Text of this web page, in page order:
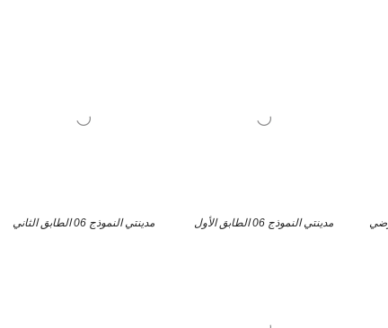
مدينتي النموذج 06 الطابق الأول مدينتي النموذج 06 الطابق الثاني